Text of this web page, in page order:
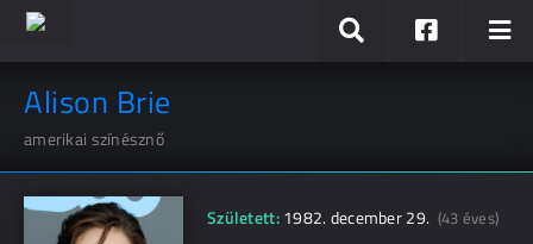
Alison Brie
amerikai színésznő
Született:1982. december 29. (43 éves)